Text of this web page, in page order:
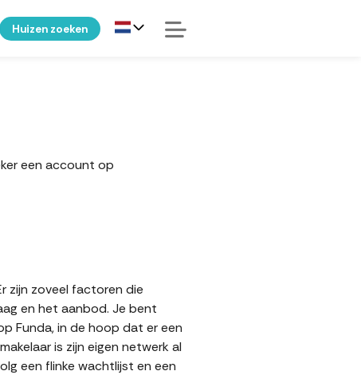
Huizen zoeken
een account op
zijn zoveel factoren die
en het aanbod. Je bent
Funda, in de hoop dat er een
is zijn eigen netwerk al
een flinke wachtlijst en een